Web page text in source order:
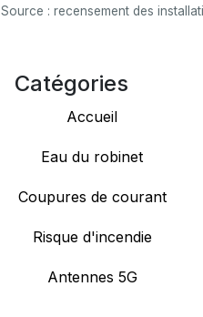
Source : recensement des
Catégories
Accueil
Eau du robinet
Coupures de courant
Risque d'incendie
Antennes 5G